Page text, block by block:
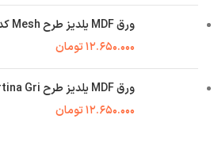
ورق MDF یلدیز طرح Mesh کد ۱۸۹ | هایگلاس ۱۶ میل
۱۲.۶۵۰.۰۰۰تومان
ورق MDF یلدیز طرح Firtina Gri کد ۱۱۶ | سوپرمات ۱۶ میل
۱۲.۶۵۰.۰۰۰تومان